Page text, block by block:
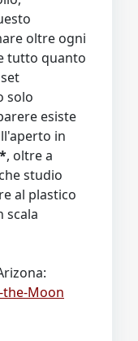
oltre ogni
tutto quanto
solo
esiste
in
, oltre a
studio
al plastico
scala
the-Moon